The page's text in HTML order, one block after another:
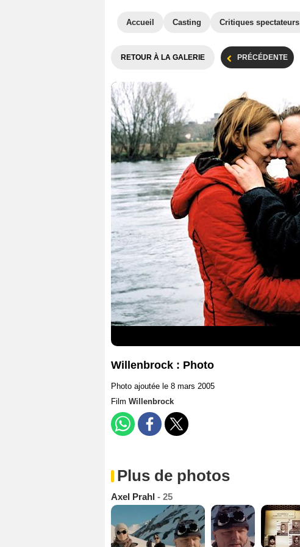
Accueil Casting Critiques spectateurs
RETOUR À LA GALERIE PRÉCÉDENTE
Willenbrock : Photo
Photo ajoutée le 8 mars 2005
Film Willenbrock
Plus de photos
Axel Prahl - 25